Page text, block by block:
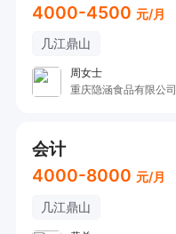
4000-4500 元/月
几江鼎山
周女士
重庆隐涵食品有限公司
会计
4000-8000 元/月
几江鼎山